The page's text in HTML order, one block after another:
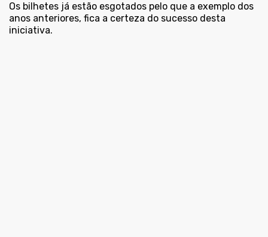
Os bilhetes já estão esgotados pelo que a exemplo dos
anos anteriores, fica a certeza do sucesso desta
iniciativa.